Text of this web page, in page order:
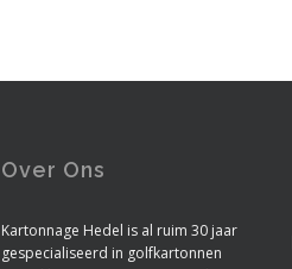
Over Ons
Kartonnage Hedel is al ruim 30 jaar
gespecialiseerd in golfkartonnen